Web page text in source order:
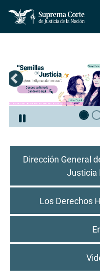
Diapositiva anterior
Dirección General
Justicia
Los Derechos